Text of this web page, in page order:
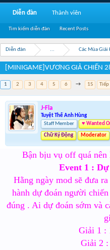
Diễn đàn ... Các Mùa Giải
[MINIGAME]VƯƠNG GIẢ CHIẾN
1 2 3 4 5 6 → 15 Tiếp
J-Fla
Tuyệt Thế Anh Hùng
Staff Member
♥ Wanted
Chữ Ký Động Moderator
Bận bịu vụ off quá
Event 1 :
Hằng ngày mod sẽ đưa
hành dự đoán người
đúng . Ai dự đoán sớm và
Giải 1 :
Giải 2 :
Diễn đàn
Tìm kiếm diễn đàn Recent Posts
Thành viên